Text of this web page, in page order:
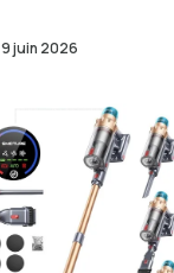
9 juin 2026